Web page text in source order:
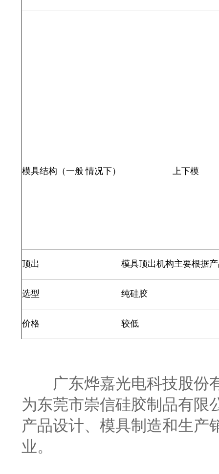
模具结构（一般 情况下） 上下模
顶出 模具顶出机构主要根据
选型 纯硅胶
价格 较低
广东烨嘉光电科技股份
为东莞市崇信硅胶制品有限
产品设计、模具制造和生产
业。